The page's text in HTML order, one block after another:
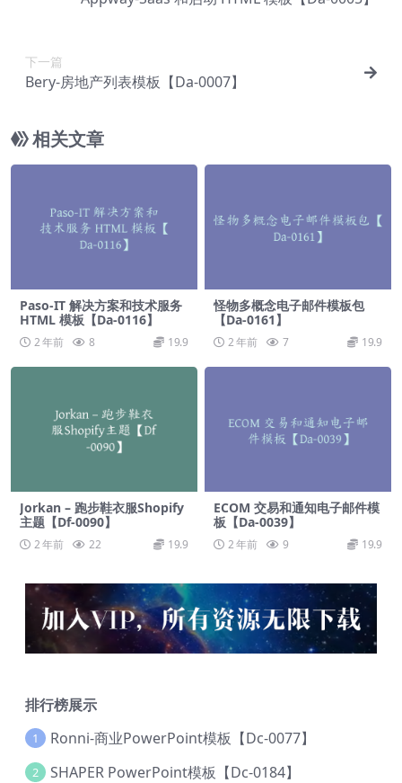
下一篇
Bery-房地产列表模板【Da-0007】
相关文章
Paso-IT 解决方案和技术服务
HTML 模板【Da-0116】
2 年前 8 19.9
怪物多概念电子邮件模板包
【Da-0161】
2 年前 7 19.9
Jorkan – 跑步鞋衣服Shopify
主题【Df-0090】
2 年前 22 19.9
ECOM 交易和通知电子邮件模
板【Da-0039】
2 年前 9 19.9
排行榜展示
1 Ronni-商业PowerPoint模板【Dc-0077】
2 SHAPER PowerPoint模板【Dc-0184】